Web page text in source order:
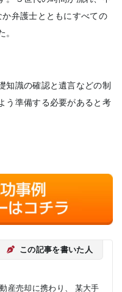
弁護士とともにすべての
知識の確認と遺言などの制
う準備する必要があると考
この記事を書いた人
産売却に携わり、 某大手